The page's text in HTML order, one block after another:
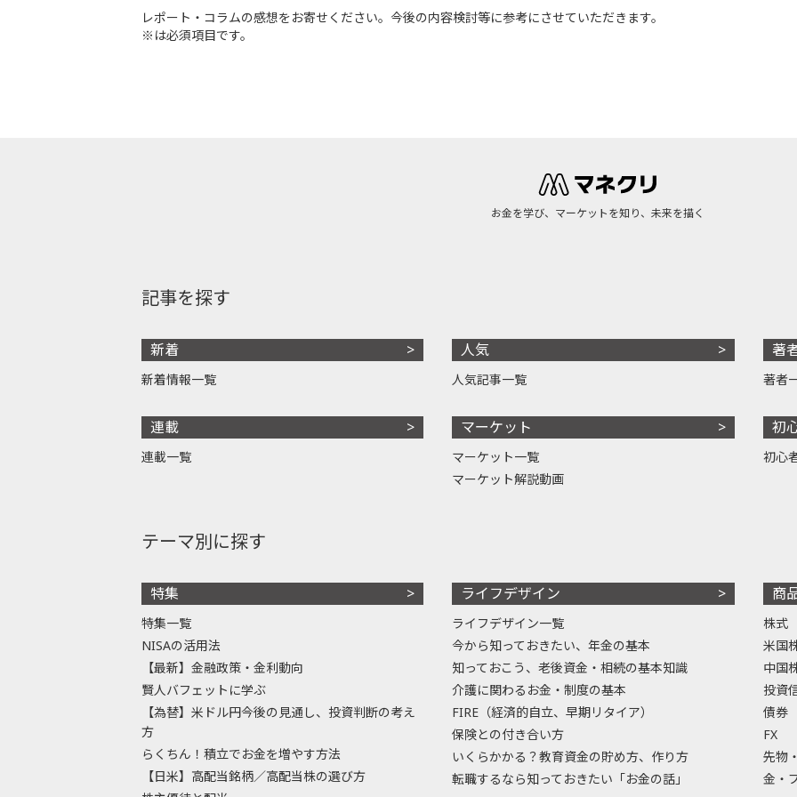
レポート・コラムの感想をお寄せください。今後の内容検討等に参考にさせていただきます。
※は必須項目です。
お金を学び、マーケットを知り、未来を描く
記事を探す
新着
新着情報一覧
連載
連載一覧
人気
人気記事一覧
マーケット
マーケット一覧
マーケット解説動画
著
著者
初
初心
テーマ別に探す
特集
特集一覧
NISAの活用法
【最新】金融政策・金利動向
賢人バフェットに学ぶ
【為替】米ドル円今後の見通し、投資判断の考え
方
らくちん！積立でお金を増やす方法
【日米】高配当銘柄／高配当株の選び方
ライフデザイン
ライフデザイン一覧
今から知っておきたい、年金の基本
知っておこう、老後資金・相続の基本知識
介護に関わるお金・制度の基本
FIRE（経済的自立、早期リタイア）
保険との付き合い方
いくらかかる？教育資金の貯め方、作り方
転職するなら知っておきたい「お金の話」
商
株式
米国
中国
投資
債券
FX
先物
金・